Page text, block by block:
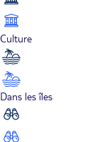
Culture
Dans les îles